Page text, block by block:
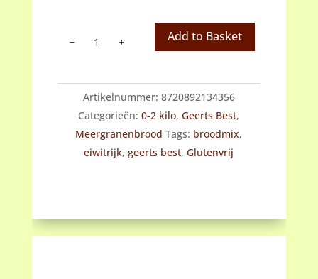
en
eiwitrijk
Broodmix
aantal
Add to Basket
Artikelnummer: 8720892134356
Categorieën: 0-2 kilo,Geerts Best,
Meergranenbrood Tags: broodmix,
eiwitrijk,geerts best,Glutenvrij